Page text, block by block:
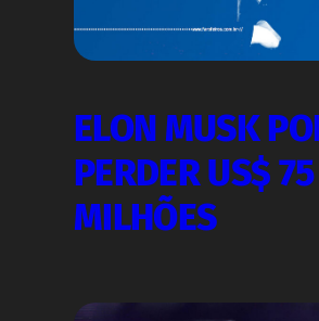
ELON MUSK
PERDER US$ 75
MILHÕES